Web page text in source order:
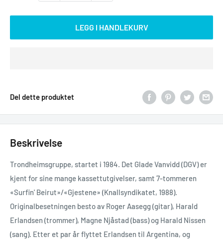
LEGG I HANDLEKURV
Del dette produktet
Beskrivelse
Trondheimsgruppe, startet i 1984. Det Glade Vanvidd (DGV) er
kjent for sine mange kassettutgivelser, samt 7-tommeren
«Surfin' Beirut»/«Gjestene» (Knallsyndikatet, 1988).
Originalbesetningen besto av Roger Aasegg (gitar), Harald
Erlandsen (trommer), Magne Njåstad (bass) og Harald Nissen
(sang). Etter et par år flyttet Erlandsen til Argentina, og